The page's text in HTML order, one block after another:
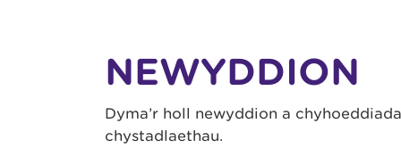
NEWYDDION
Dyma’r holl newyddion a
chystadlaethau.